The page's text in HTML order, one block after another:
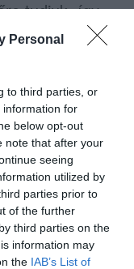
Personal
to third parties, or
information for
below opt-out
note that after your
seeing
utilized by
parties prior to
of the further
third parties on the
information may
the IAB’s List of
tudjuk, így
mekkora
alatt. Ez
ne
Az
egy részét
motor